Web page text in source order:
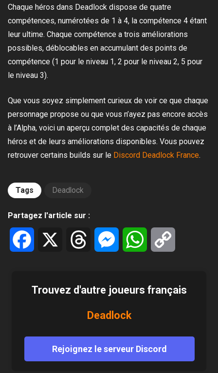
Chaque héros dans Deadlock dispose de quatre
compétences, numérotées de 1 à 4, la compétence 4 étant
leur ultime. Chaque compétence a trois améliorations
possibles, déblocables en accumulant des points de
compétence (1 pour le niveau 1, 2 pour le niveau 2, 5 pour
le niveau 3).
Que vous soyez simplement curieux de voir ce que chaque
personnage propose ou que vous n’ayez pas encore accès
à l’Alpha, voici un aperçu complet des capacités de chaque
héros et de leurs améliorations disponibles. Vous pouvez
retrouver certains builds sur le Discord Deadlock France.
Tags Deadlock
Partagez l'article sur :
Facebook Threads MessengerWhatsApp
Trouvez d'autre joueurs français
Deadlock
Rejoignez le serveur Discord